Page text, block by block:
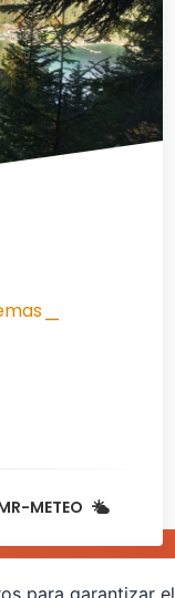
|
METEO
para garantizar el